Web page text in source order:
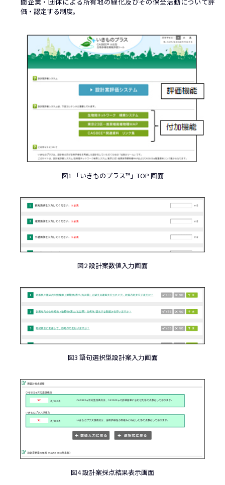
価・認定する制度。
図1 「いきものプラス™」TOP 画面
図2 設計案数値入力画面
図3 語句選択型設計案入力画面
図4 設計案採点結果表示画面